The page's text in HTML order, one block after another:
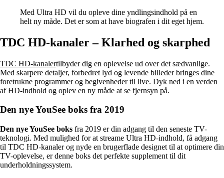
Med Ultra HD vil du opleve dine yndlingsindhold på en
helt ny måde. Det er som at have biografen i dit eget hjem.
TDC HD-kanaler – Klarhed og skarphed
TDC HD-kanalertilbyder dig en oplevelse ud over det sædvanlige.
Med skarpere detaljer, forbedret lyd og levende billeder bringes dine
foretrukne programmer og begivenheder til live. Dyk ned i en verden
af HD-indhold og oplev en ny måde at se fjernsyn på.
Den nye YouSee boks fra 2019
Den nye YouSee boks fra 2019 er din adgang til den seneste TV-
teknologi. Med mulighed for at streame Ultra HD-indhold, få adgang
til TDC HD-kanaler og nyde en brugerflade designet til at optimere din
TV-oplevelse, er denne boks det perfekte supplement til dit
underholdningssystem.